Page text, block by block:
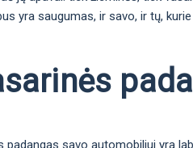
yra saugumas, ir savo, ir tų,
padangas savo automobiliui yra